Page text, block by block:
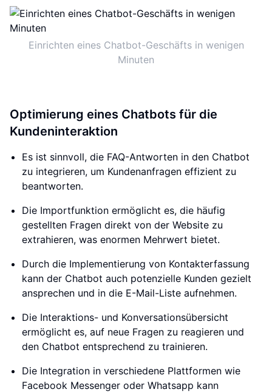
Einrichten eines Chatbot-Geschäfts in wenigen
Minuten
Optimierung eines Chatbots für die
Kundeninteraktion
Es ist sinnvoll, die FAQ-Antworten in den Chatbot
zu integrieren, um Kundenanfragen effizient zu
beantworten.
Die Importfunktion ermöglicht es, die häufig
gestellten Fragen direkt von der Website zu
extrahieren, was enormen Mehrwert bietet.
Durch die Implementierung von Kontakterfassung
kann der Chatbot auch potenzielle Kunden gezielt
ansprechen und in die E-Mail-Liste aufnehmen.
Die Interaktions- und Konversationsübersicht
ermöglicht es, auf neue Fragen zu reagieren und
den Chatbot entsprechend zu trainieren.
Die Integration in verschiedene Plattformen wie
Facebook Messenger oder Whatsapp kann